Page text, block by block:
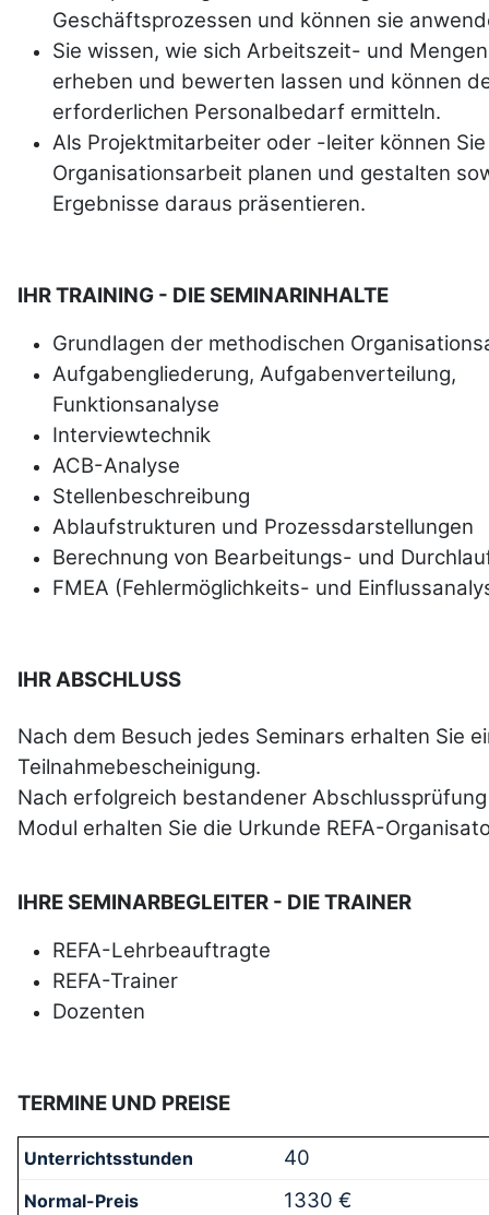
Geschäftsprozessen und können sie
Sie wissen, wie sich Arbeitszeit- und
erheben und bewerten lassen und können
erforderlichen Personalbedarf ermitteln.
Als Projektmitarbeiter oder -leiter können
Organisationsarbeit planen und gestalten
Ergebnisse daraus präsentieren.
IHR TRAINING - DIE SEMINARINHALTE
Grundlagen der methodischen
Aufgabengliederung, Aufgabenverteilung,
Funktionsanalyse
Interviewtechnik
ACB-Analyse
Stellenbeschreibung
Ablaufstrukturen und Prozessdarstellungen
Berechnung von Bearbeitungs- und
FMEA (Fehlermöglichkeits- und
IHR ABSCHLUSS
Nach dem Besuch jedes Seminars erhalten Sie
Teilnahmebescheinigung.
Nach erfolgreich bestandener
Modul erhalten Sie die Urkunde REFA-
IHRE SEMINARBEGLEITER - DIE TRAINER
REFA-Lehrbeauftragte
REFA-Trainer
Dozenten
TERMINE UND PREISE
40
1330 €